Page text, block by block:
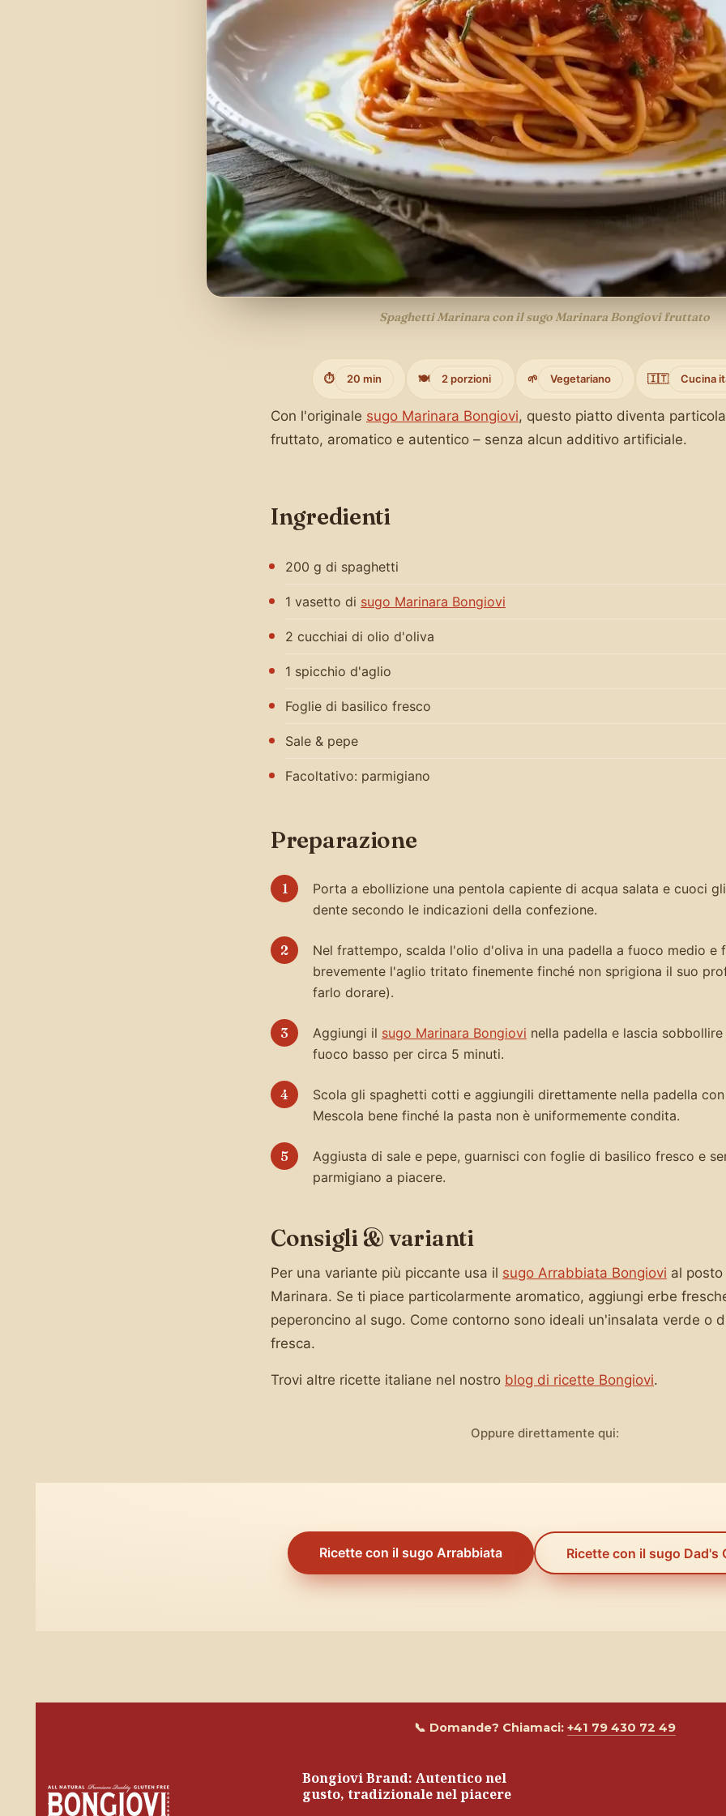
Spaghetti Marinara con il sugo Marinara Bongiovi fruttato
⏱️ 20 min 🍽️ 2 porzioni 🌱 Vegetariano 🇮🇹 Cucina
Con l'originale sugo Marinara Bongiovi, questo piatto diventa
fruttato, aromatico e autentico – senza alcun additivo artificiale.
Ingredienti
200 g di spaghetti
1 vasetto di sugo Marinara Bongiovi
2 cucchiai di olio d'oliva
1 spicchio d'aglio
Foglie di basilico fresco
Sale & pepe
Facoltativo: parmigiano
Preparazione
Porta a ebollizione una pentola capiente di acqua salata e cuoci
dente secondo le indicazioni della confezione.
Nel frattempo, scalda l'olio d'oliva in una padella a fuoco medio e
brevemente l'aglio tritato finemente finché non sprigiona il suo
farlo dorare).
Aggiungi il sugo Marinara Bongiovi nella padella e lascia
fuoco basso per circa 5 minuti.
Scola gli spaghetti cotti e aggiungili direttamente nella padella
Mescola bene finché la pasta non è uniformemente condita.
Aggiusta di sale e pepe, guarnisci con foglie di basilico fresco e
parmigiano a piacere.
Consigli & varianti
Per una variante più piccante usa il sugo Arrabbiata Bongiovi al
Marinara. Se ti piace particolarmente aromatico, aggiungi erbe
peperoncino al sugo. Come contorno sono ideali un'insalata verde o
fresca.
Trovi altre ricette italiane nel nostro blog di ricette Bongiovi.
Oppure direttamente qui:
Ricette con il sugo Arrabbiata Ricette con il sugo Dad's
📞 Domande? Chiamaci: +41 79 430 72 49
Bongiovi Brand: Autentico nel
gusto, tradizionale nel piacere